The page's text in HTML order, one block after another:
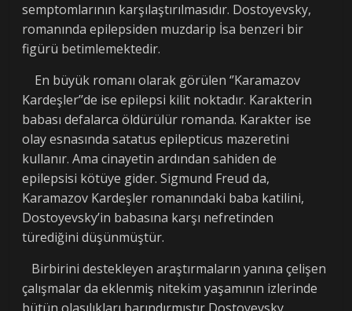
semptomlarının karşılaştırılmasıdır. Dostoyevsky,
romanında epilepsiden muzdarip İsa benzeri bir
figürü betimlemektedir.
En büyük romanı olarak görülen ‘’Karamazov
Kardeşler’’de ise epilepsi kilit noktadır. Karakterin
babası defalarca öldürülür romanda. Karakter ise
olay esnasında satatus epilepticus mazeretini
kullanır. Ama cinayetin ardından sahiden de
epilepsisi kötüye gider. Sigmund Freud da,
Karamazov Kardeşler romanındaki baba katilini,
Dostoyevsky’in babasına karşı nefretinden
türediğini düşünmüştür.
Birbirini destekleyen araştırmaların yanına çelişen
çalışmalar da eklenmiş nitekim yaşamının izlerinde